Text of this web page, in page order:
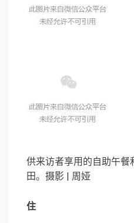
供来访者享用的自助午餐
田。摄影 | 周娅
住